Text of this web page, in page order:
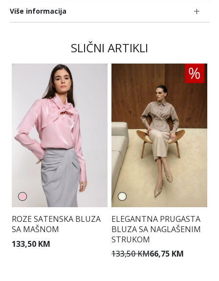
Više informacija
SLIČNI ARTIKLI
ROZE SATENSKA BLUZA
SA MAŠNOM
133,50 KM
ELEGANTNA PRUGASTA
BLUZA SA NAGLAŠENIM
STRUKOM
133,50 KM66,75 KM